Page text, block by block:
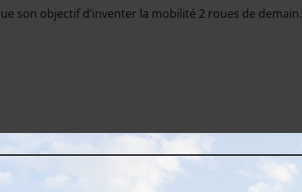
son objectif d’inventer la mobilité 2 roues de demain.